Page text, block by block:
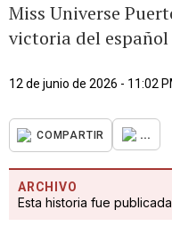
Miss Universe
victoria del
12 de junio de 2026 - 11:02
COMPARTIR ...
ARCHIVO
Esta historia fue